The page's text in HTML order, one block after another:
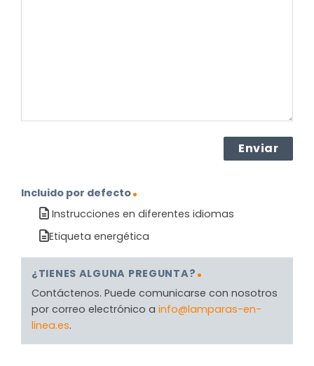
Incluido por defecto
Instrucciones en diferentes idiomas
Etiqueta energética
¿TIENES ALGUNA PREGUNTA?
Contáctenos. Puede comunicarse con nosotros
por correo electrónico a info@lamparas-en-
linea.es.